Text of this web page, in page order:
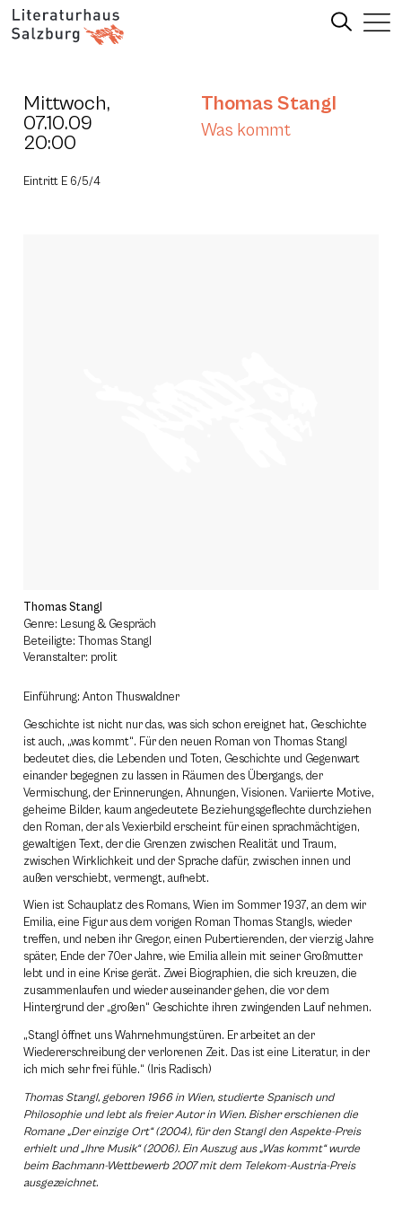
Mittwoch,
07.10.09
20:00
Thomas Stangl
Was kommt
Eintritt E 6/5/4
Thomas Stangl
Genre: Lesung & Gespräch
Beteiligte: Thomas Stangl
Veranstalter: prolit
Einführung: Anton Thuswaldner
Geschichte ist nicht nur das, was sich schon ereignet hat, Geschichte
ist auch, „was kommt“. Für den neuen Roman von Thomas Stangl
bedeutet dies, die Lebenden und Toten, Geschichte und Gegenwart
einander begegnen zu lassen in Räumen des Übergangs, der
Vermischung, der Erinnerungen, Ahnungen, Visionen. Variierte Motive,
geheime Bilder, kaum angedeutete Beziehungsgeflechte durchziehen
den Roman, der als Vexierbild erscheint für einen sprachmächtigen,
gewaltigen Text, der die Grenzen zwischen Realität und Traum,
zwischen Wirklichkeit und der Sprache dafür, zwischen innen und
außen verschiebt, vermengt, aufhebt.
Wien ist Schauplatz des Romans, Wien im Sommer 1937, an dem wir
Emilia, eine Figur aus dem vorigen Roman Thomas Stangls, wieder
treffen, und neben ihr Gregor, einen Pubertierenden, der vierzig Jahre
später, Ende der 70er Jahre, wie Emilia allein mit seiner Großmutter
lebt und in eine Krise gerät. Zwei Biographien, die sich kreuzen, die
zusammenlaufen und wieder auseinander gehen, die vor dem
Hintergrund der „großen“ Geschichte ihren zwingenden Lauf nehmen.
„Stangl öffnet uns Wahrnehmungstüren. Er arbeitet an der
Wiedererschreibung der verlorenen Zeit. Das ist eine Literatur, in der
ich mich sehr frei fühle.“ (Iris Radisch)
Thomas Stangl, geboren 1966 in Wien, studierte Spanisch und
Philosophie und lebt als freier Autor in Wien. Bisher erschienen die
Romane „Der einzige Ort“ (2004), für den Stangl den Aspekte-Preis
erhielt und „Ihre Musik“ (2006). Ein Auszug aus „Was kommt“ wurde
beim Bachmann-Wettbewerb 2007 mit dem Telekom-Austria-Preis
ausgezeichnet.